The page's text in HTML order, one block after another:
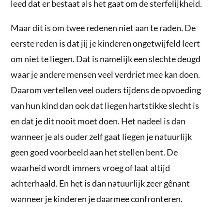
leed dat er bestaat als het gaat om de sterfelijkheid.
Maar dit is om twee redenen niet aan te raden. De
eerste reden is dat jij je kinderen ongetwijfeld leert
om niet te liegen. Dat is namelijk een slechte deugd
waar je andere mensen veel verdriet mee kan doen.
Daarom vertellen veel ouders tijdens de opvoeding
van hun kind dan ook dat liegen hartstikke slecht is
en dat je dit nooit moet doen. Het nadeel is dan
wanneer je als ouder zelf gaat liegen je natuurlijk
geen goed voorbeeld aan het stellen bent. De
waarheid wordt immers vroeg of laat altijd
achterhaald. En het is dan natuurlijk zeer gênant
wanneer je kinderen je daarmee confronteren.